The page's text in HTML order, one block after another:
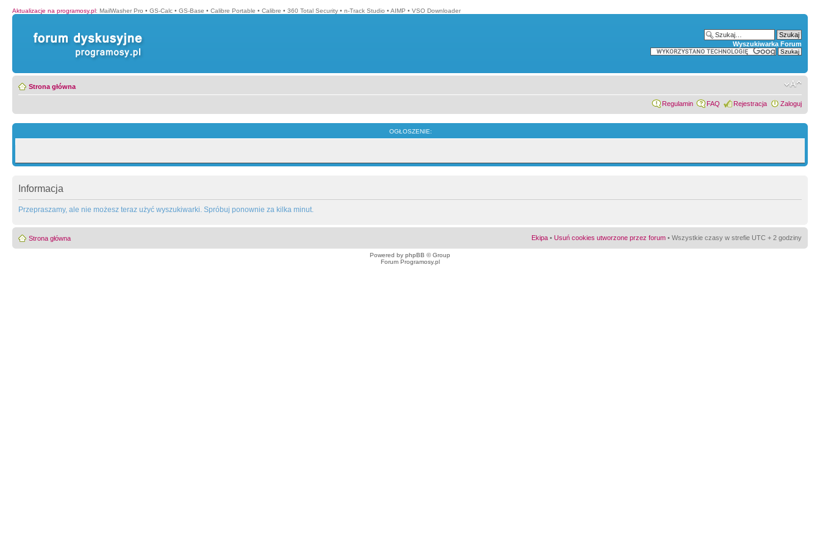
Aktualizacje na programosy.pl: MailWasher Pro • GS-Calc • GS-Base • Calibre Portable • Calibre • 360 Total Security • n-Track Studio • AIMP • VSO Downloader
Wyszukiwarka Forum
Strona główna
Regulamin FAQ Rejestracja Zaloguj
OGŁOSZENIE:
Informacja
Przepraszamy, ale nie możesz teraz użyć wyszukiwarki. Spróbuj ponownie za kilka minut.
Strona główna Ekipa • Usuń cookies utworzone przez forum • Wszystkie czasy w strefie UTC + 2 godziny
Powered by phpBB © Group
Forum Programosy.pl